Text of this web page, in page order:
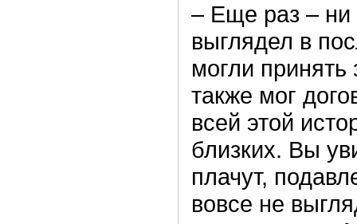
– Еще раз – ни
выглядел в
могли
также мог
всей этой
близких. Вы
плачут,
вовсе не